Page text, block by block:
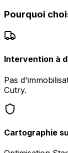
Pourquoi
Intervention à
Pas
Cutry.
Cartographie